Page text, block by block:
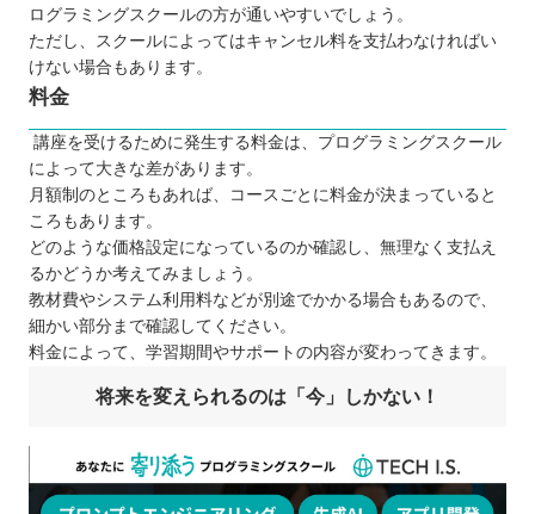
ログラミングスクールの方が通いやすいでしょう。
ただし、スクールによってはキャンセル料を支払わなければい
けない場合もあります。
料金
講座を受けるために発生する料金は、プログラミングスクール
によって大きな差があります。
月額制のところもあれば、コースごとに料金が決まっていると
ころもあります。
どのような価格設定になっているのか確認し、無理なく支払え
るかどうか考えてみましょう。
教材費やシステム利用料などが別途でかかる場合もあるので、
細かい部分まで確認してください。
料金によって、学習期間やサポートの内容が変わってきます。
将来を変えられるのは「今」しかない！